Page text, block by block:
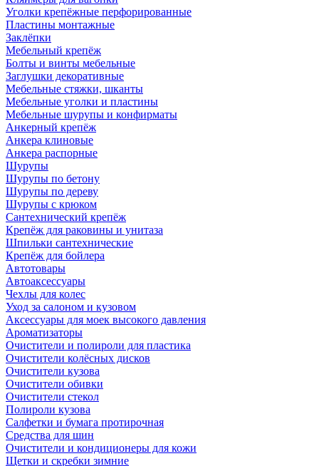
Уголки крепёжные перфорированные
Пластины монтажные
Заклёпки
Мебельный крепёж
Болты и винты мебельные
Заглушки декоративные
Мебельные стяжки, шканты
Мебельные уголки и пластины
Мебельные шурупы и конфирматы
Анкерный крепёж
Анкера клиновые
Анкера распорные
Шурупы
Шурупы по бетону
Шурупы по дереву
Шурупы с крюком
Сантехнический крепёж
Крепёж для раковины и унитаза
Шпильки сантехнические
Крепёж для бойлера
Автотовары
Автоаксессуары
Чехлы для колес
Уход за салоном и кузовом
Аксессуары для моек высокого давления
Ароматизаторы
Очистители и полироли для пластика
Очистители колёсных дисков
Очистители кузова
Очистители обивки
Очистители стекол
Полироли кузова
Салфетки и бумага протирочная
Средства для шин
Очистители и кондиционеры для кожи
Щетки и скребки зимние